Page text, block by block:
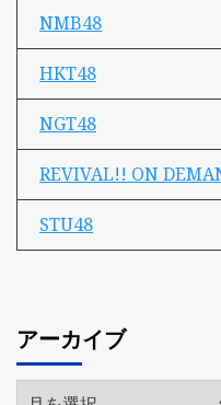
NMB48
HKT48
NGT48
REVIVAL!! ON
STU48
アーカイブ
ア